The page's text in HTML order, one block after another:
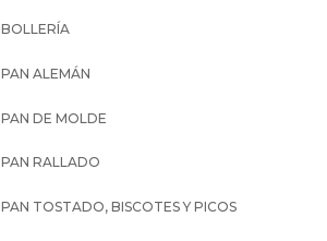
BOLLERÍA
PAN ALEMÁN
PAN DE MOLDE
PAN RALLADO
PAN TOSTADO, BISCOTES Y PICOS